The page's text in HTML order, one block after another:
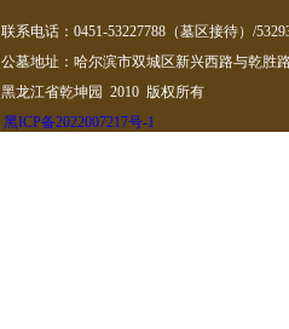
联系电话：0451-53227788（墓区接待）/
公墓地址：哈尔滨市双城区新兴西路与乾胜
黑龙江省乾坤园 2010 版权所有
黑ICP备2022007217号-1